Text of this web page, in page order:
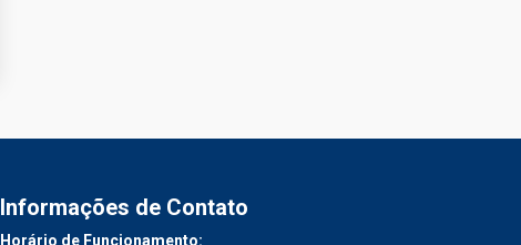
Informações de Contato
Horário de Funcionamento: